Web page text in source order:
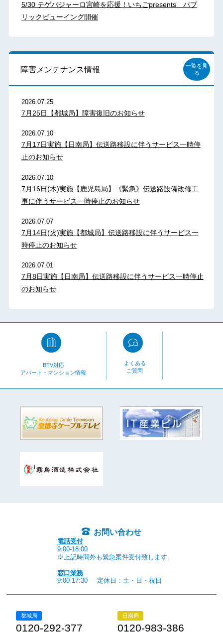
5/30 テゲバジャーロ宮崎を応援！いちごpresents パブ
リックビューイング開催
障害メンテナンス情報
一覧を見
る
2026.07.25
7月25日【都城局】障害復旧のお知らせ
2026.07.10
7月17日実施【日南局】伝送路移設に伴うサービス一時停
止のお知らせ
2026.07.10
7月16日(木)実施【鹿児島局】《緊急》伝送路設備改修工
事に伴うサービス一時停止のお知らせ
2026.07.07
7月14日(火)実施【都城局】伝送路移設に伴うサービス一
時停止のお知らせ
2026.07.01
7月8日実施【日南局】伝送路移設に伴うサービス一時停止
のお知らせ
BTV対応
アパート・マンション情報
よくある
ご質問
お問い合わせ
電話受付
9:00-18:00
※上記時間外も緊急案件受付致します。
窓口業務
9:00-17:30
定休日：土・日・祝日
都城局
0120-292-377
日南局
0120-983-386